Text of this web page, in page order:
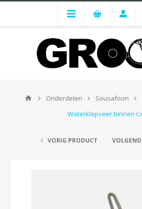
Onderdelen Sousafoon
Waterklepveer binnen
VORIG PRODUCT